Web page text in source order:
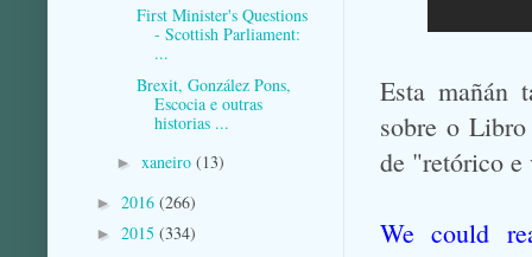
Esta mañán
sobre o
de "retórico e
We could
First Minister's Questions
- Scottish Parliament:
...
Brexit, González Pons,
Escocia e outras
historias ...
► xaneiro (13)
► 2016 (266)
► 2015 (334)